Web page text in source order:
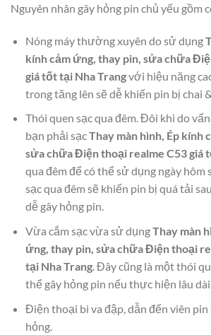
Nguyên nhân gây hỏng pin chủ yếu gồm
Nóng máy thường xuyên do sử dụng
kính cảm ứng, thay pin, sửa chữa
giá tốt tại Nha Trangvới hiệu năng
trong tăng lên sẽ dễ khiến pin bị chai
Thói quen sạc qua đêm. Đôi khi do
bạn phải sạcThay màn hình, Ép kính
sửa chữa Điện thoại realme C53 giá
qua đêm để có thể sử dụng ngày hôm
sạc qua đêm sẽ khiến pin bị quá tải
dễ gây hỏng pin.
Vừa cắm sạc vừa sử dụngThay màn
ứng, thay pin, sửa chữa Điện thoại
tại Nha Trang. Đây cũng là một thói
thể gây hỏng pin nếu thực hiện lâu
Điện thoại bi va đập, dẫn đến viên pin
hỏng.